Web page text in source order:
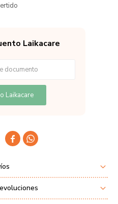
Laikacare
Laikacare
 